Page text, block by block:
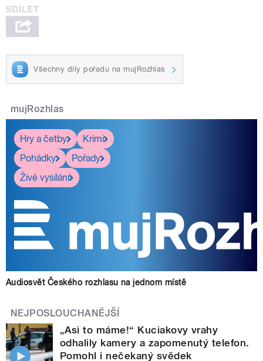
Všechny díly pořadu na mujRozhlas
mujRozhlas
Hry a četby
Krimi
Pohádky
Pořady
Živé vysílání
Audiosvět Českého rozhlasu na jednom místě
NEJPOSLOUCHANĚJŠÍ
„Asi to máme!“ Kuciakovy vrahy
odhalily kamery a zapomenutý telefon.
Pomohl i nečekaný svědek